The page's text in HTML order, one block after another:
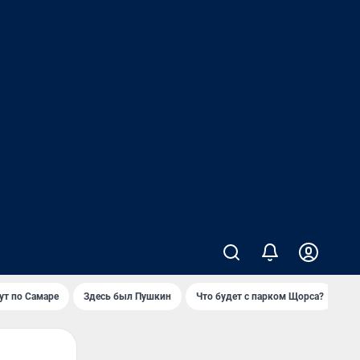
по Самаре Здесь был Пушкин Что будет с парком Щорса?